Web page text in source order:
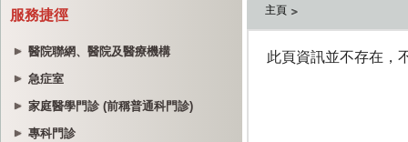
服務捷徑
醫院聯網、醫院及醫療機構
急症室
家庭醫學門診 (前稱普通科門診)
專科門診
主頁